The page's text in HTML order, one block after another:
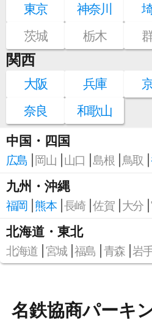
東京 神奈川
茨城
栃木
関西
大阪 兵庫
奈良
和歌山
中国・四国
広島 岡山 山口 島根 鳥取
九州・沖縄
福岡 熊本 長崎 佐賀 大分
北海道・東北
北海道 宮城 福島 青森 岩
名鉄協商パーキ